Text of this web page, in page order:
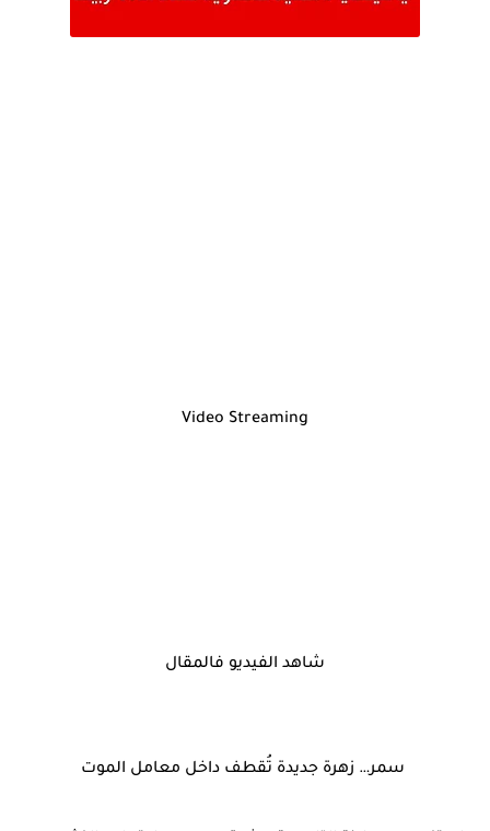
Video Streaming
شاهد الفيديو فالمقال
سمر… زهرة جديدة تُقطف داخل معامل الموت